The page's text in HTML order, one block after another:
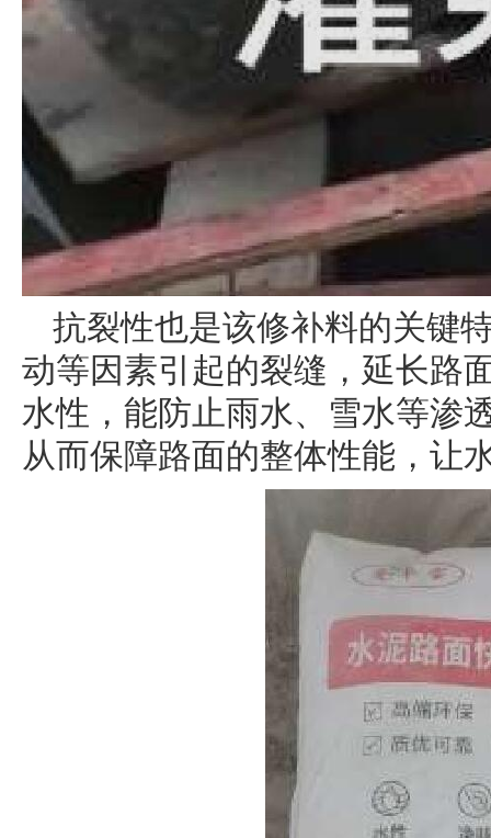
抗裂性也是该修补料的关键
动等因素引起的裂缝，延长路
水性，能防止雨水、雪水等渗
从而保障路面的整体性能，让